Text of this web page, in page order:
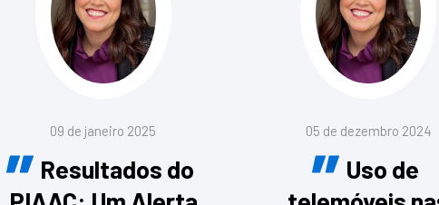
09 de janeiro 2025
Resultados do
05 de dezembro 2024
Uso de